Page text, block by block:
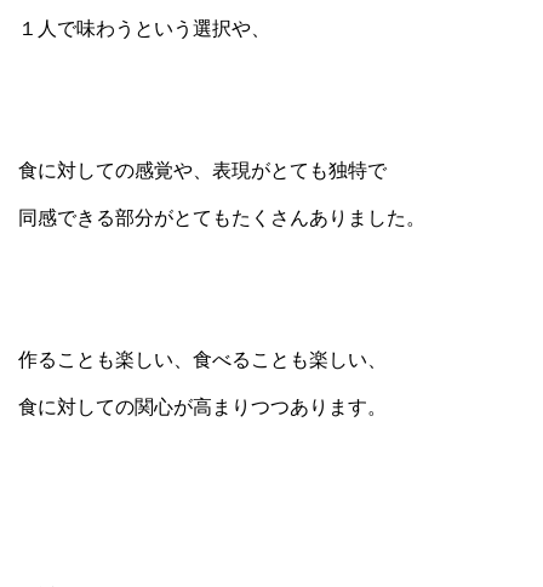
１人で味わうという選択や、
食に対しての感覚や、表現がとても独特で
同感できる部分がとてもたくさんありました。
作ることも楽しい、食べることも楽しい、
食に対しての関心が高まりつつあります。